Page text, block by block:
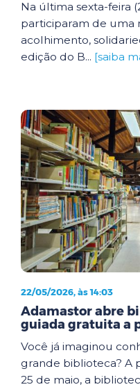
Na última sexta-feira
participaram de uma
acolhimento,
edição do B... [saiba
22/05/2026, às 14:03
Adamastor abre
guiada gratuita a
Você já imaginou
grande biblioteca? A
25 de maio, a